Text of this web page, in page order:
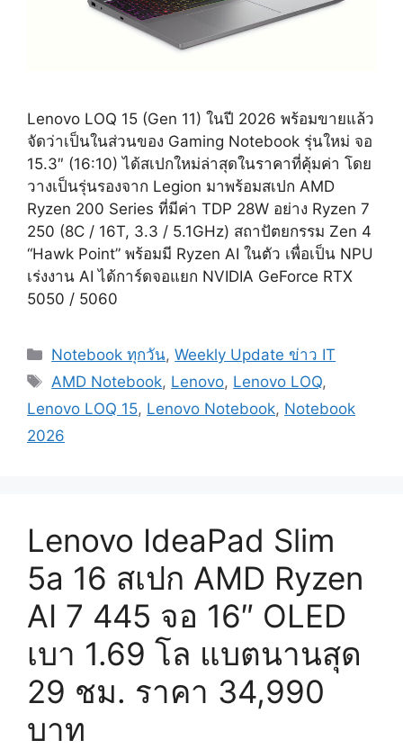
Lenovo LOQ 15 (Gen 11) ในปี 2026 พร้อมขายแล้ว
จัดว่าเป็นในส่วนของ Gaming Notebook รุ่นใหม่ จอ
15.3″ (16:10) ได้สเปกใหม่ล่าสุดในราคาที่คุ้มค่า โดย
วางเป็นรุ่นรองจาก Legion มาพร้อมสเปก AMD
Ryzen 200 Series ที่มีค่า TDP 28W อย่าง Ryzen 7
250 (8C / 16T, 3.3 / 5.1GHz) สถาปัตยกรรม Zen 4
“Hawk Point” พร้อมมี Ryzen AI ในตัว เพื่อเป็น NPU
เร่งงาน AI ได้การ์ดจอแยก NVIDIA GeForce RTX
5050 / 5060
Categories
Notebook ทุกวัน,Weekly Update ข่าว IT
Tags
AMD Notebook, Lenovo, Lenovo LOQ,
Lenovo LOQ 15, Lenovo Notebook, Notebook
2026
Lenovo IdeaPad Slim
5a 16 สเปก AMD Ryzen
AI 7 445 จอ 16″ OLED
เบา 1.69 โล แบตนานสุด
29 ชม. ราคา 34,990
บาท